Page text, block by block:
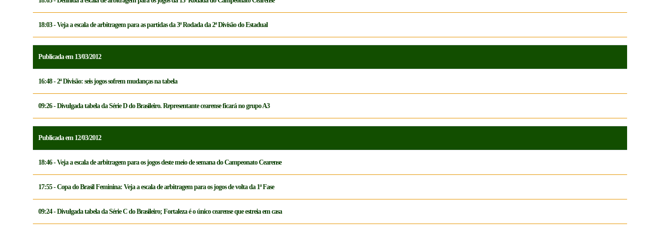
18:03 - Veja a escala de arbitragem para as partidas da 3ª Rodada da 2ª Divisão do Estadual
Publicada em 13/03/2012
16:48 - 2ª Divisão: seis jogos sofrem mudanças na tabela
09:26 - Divulgada tabela da Série D do Brasileiro. Representante cearense ficará no grupo A3
Publicada em 12/03/2012
18:46 - Veja a escala de arbitragem para os jogos deste meio de semana do Campeonato Cearense
17:55 - Copa do Brasil Feminina: Veja a escala de arbitragem para os jogos de volta da 1ª Fase
09:24 - Divulgada tabela da Série C do Brasileiro; Fortaleza é o único cearense que estreia em casa